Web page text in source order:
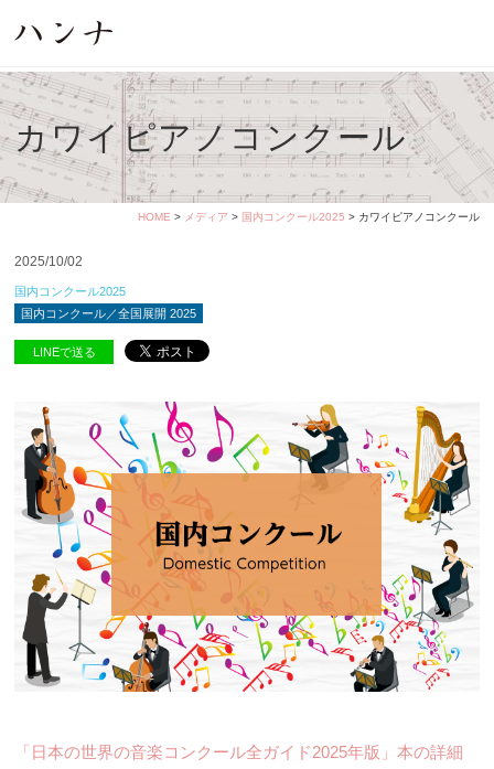
カワイピアノコンクール
HOME > メディア > 国内コンクール2025 > カワイピアノコンクール
2025/10/02
国内コンクール2025
国内コンクール／全国展開 2025
LINEで送る
「日本の世界の音楽コンクール全ガイド2025年版」本の詳細